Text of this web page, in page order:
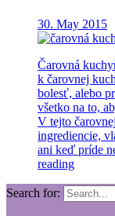
30. May 2015
Čarovná
k čarovnej
bolesť, alebo
všetko na to,
V tejto
ingrediencie,
ani keď príde
reading
Search for: